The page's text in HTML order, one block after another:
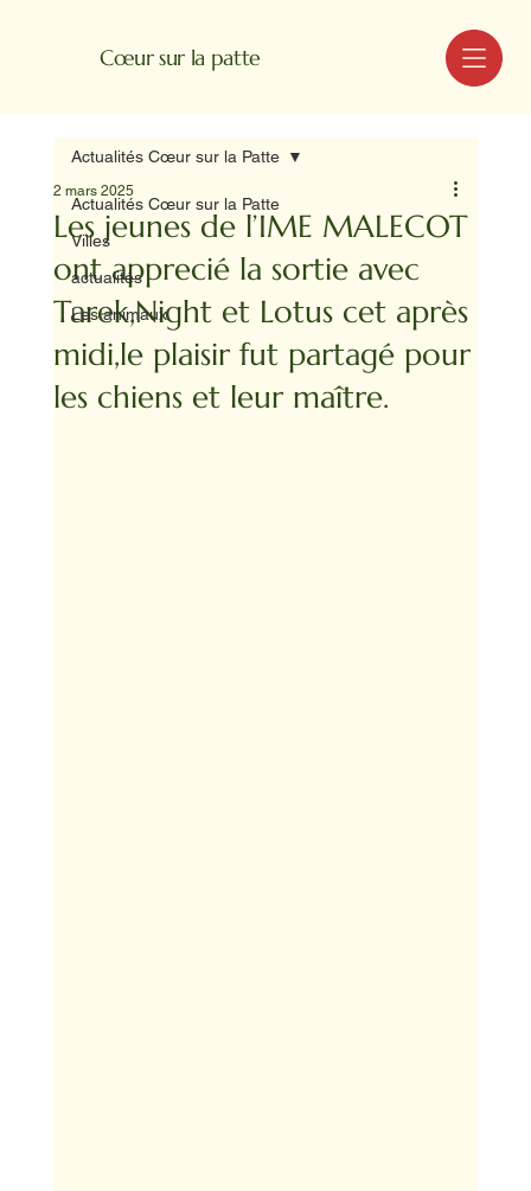
Cœur sur la patte MENU
Actualités Cœur sur la Patte
Villes
actualités
Les animaux
Actualités Cœur sur la Patte
Les jeunes de l’IME MALECOT
ont apprecié la sortie avec
Tarek,Night et Lotus cet après
midi,le plaisir fut partagé pour
les chiens et leur maître.
2 mars 2025